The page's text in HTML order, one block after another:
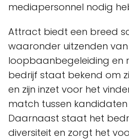
mediapersonnel nodig
Attract biedt een breed
waaronder uitzenden
loopbaanbegeleiding en
bedrijf staat bekend om
en zijn inzet voor het
match tussen
Daarnaast staat het
diversiteit en zorgt het